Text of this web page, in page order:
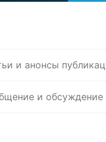
и анонсы
и обсуждение